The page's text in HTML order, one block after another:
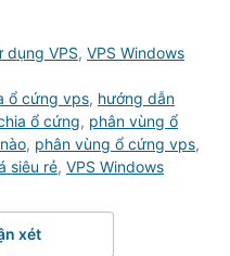
dụng VPS, VPS Windows
ổ cứng vps, hướng dẫn
ổ cứng, phân vùng ổ
, phân vùng ổ cứng vps,
siêu rẻ, VPS Windows
xét